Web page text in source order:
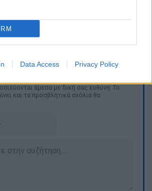
Data Access Privacy Policy
τα νησιά, που μετατρέπονται
ζώνη" γι' αυτούς»,
τουΣΥΡΙΖΑ-ΠΣ.
άμεσα με δική σας ευθύνη. Το
και τα προσβλητικά σχόλια θα